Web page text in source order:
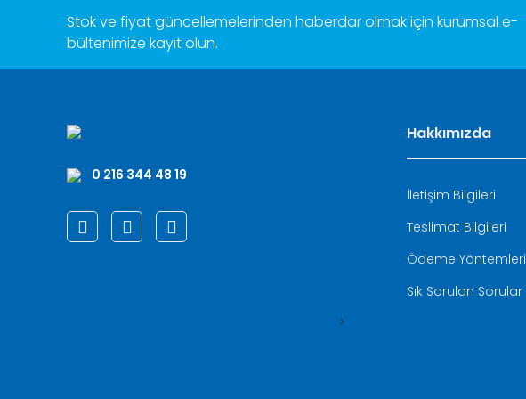
Stok ve fiyat güncellemelerinden haberdar olmak için kurumsal e-
bültenimize kayıt olun.
0 216 344 48 19
Hakkımızda
İletişim Bilgileri
Teslimat Bilgileri
Ödeme Yöntemleri
Sık Sorulan Sorular
>